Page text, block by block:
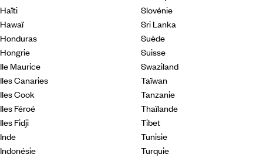
Haïti
Hawaï
Honduras
Hongrie
Ile Maurice
Iles Canaries
Iles Cook
Iles Féroé
Iles Fidji
Inde
Indonésie
Slovénie
Sri Lanka
Suède
Suisse
Swaziland
Taïwan
Tanzanie
Thaïlande
Tibet
Tunisie
Turquie